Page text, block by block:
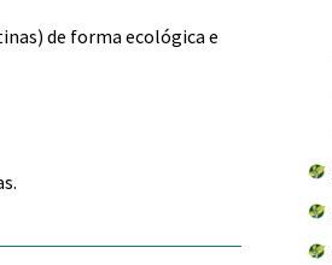
de forma ecológica e